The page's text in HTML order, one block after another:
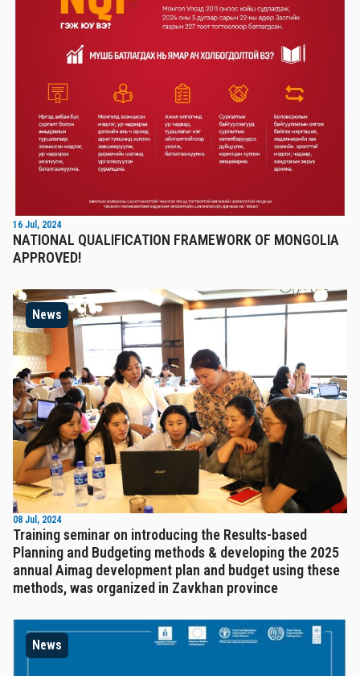
16 Jul, 2024
NATIONAL QUALIFICATION FRAMEWORK OF MONGOLIA
APPROVED!
News
08 Jul, 2024
Training seminar on introducing the Results-based
Planning and Budgeting methods & developing the 2025
annual Aimag development plan and budget using these
methods, was organized in Zavkhan province
News